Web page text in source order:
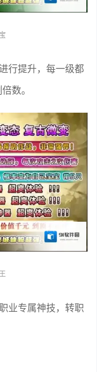
行提升，每一级都
数。
业专属神技，转职